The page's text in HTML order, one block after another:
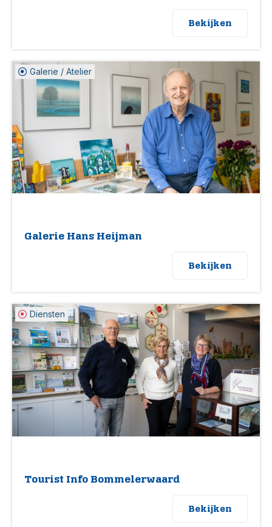
Bekijken
Galerie / Atelier
Galerie Hans Heijman
Bekijken
Diensten
Tourist Info Bommelerwaard
Bekijken